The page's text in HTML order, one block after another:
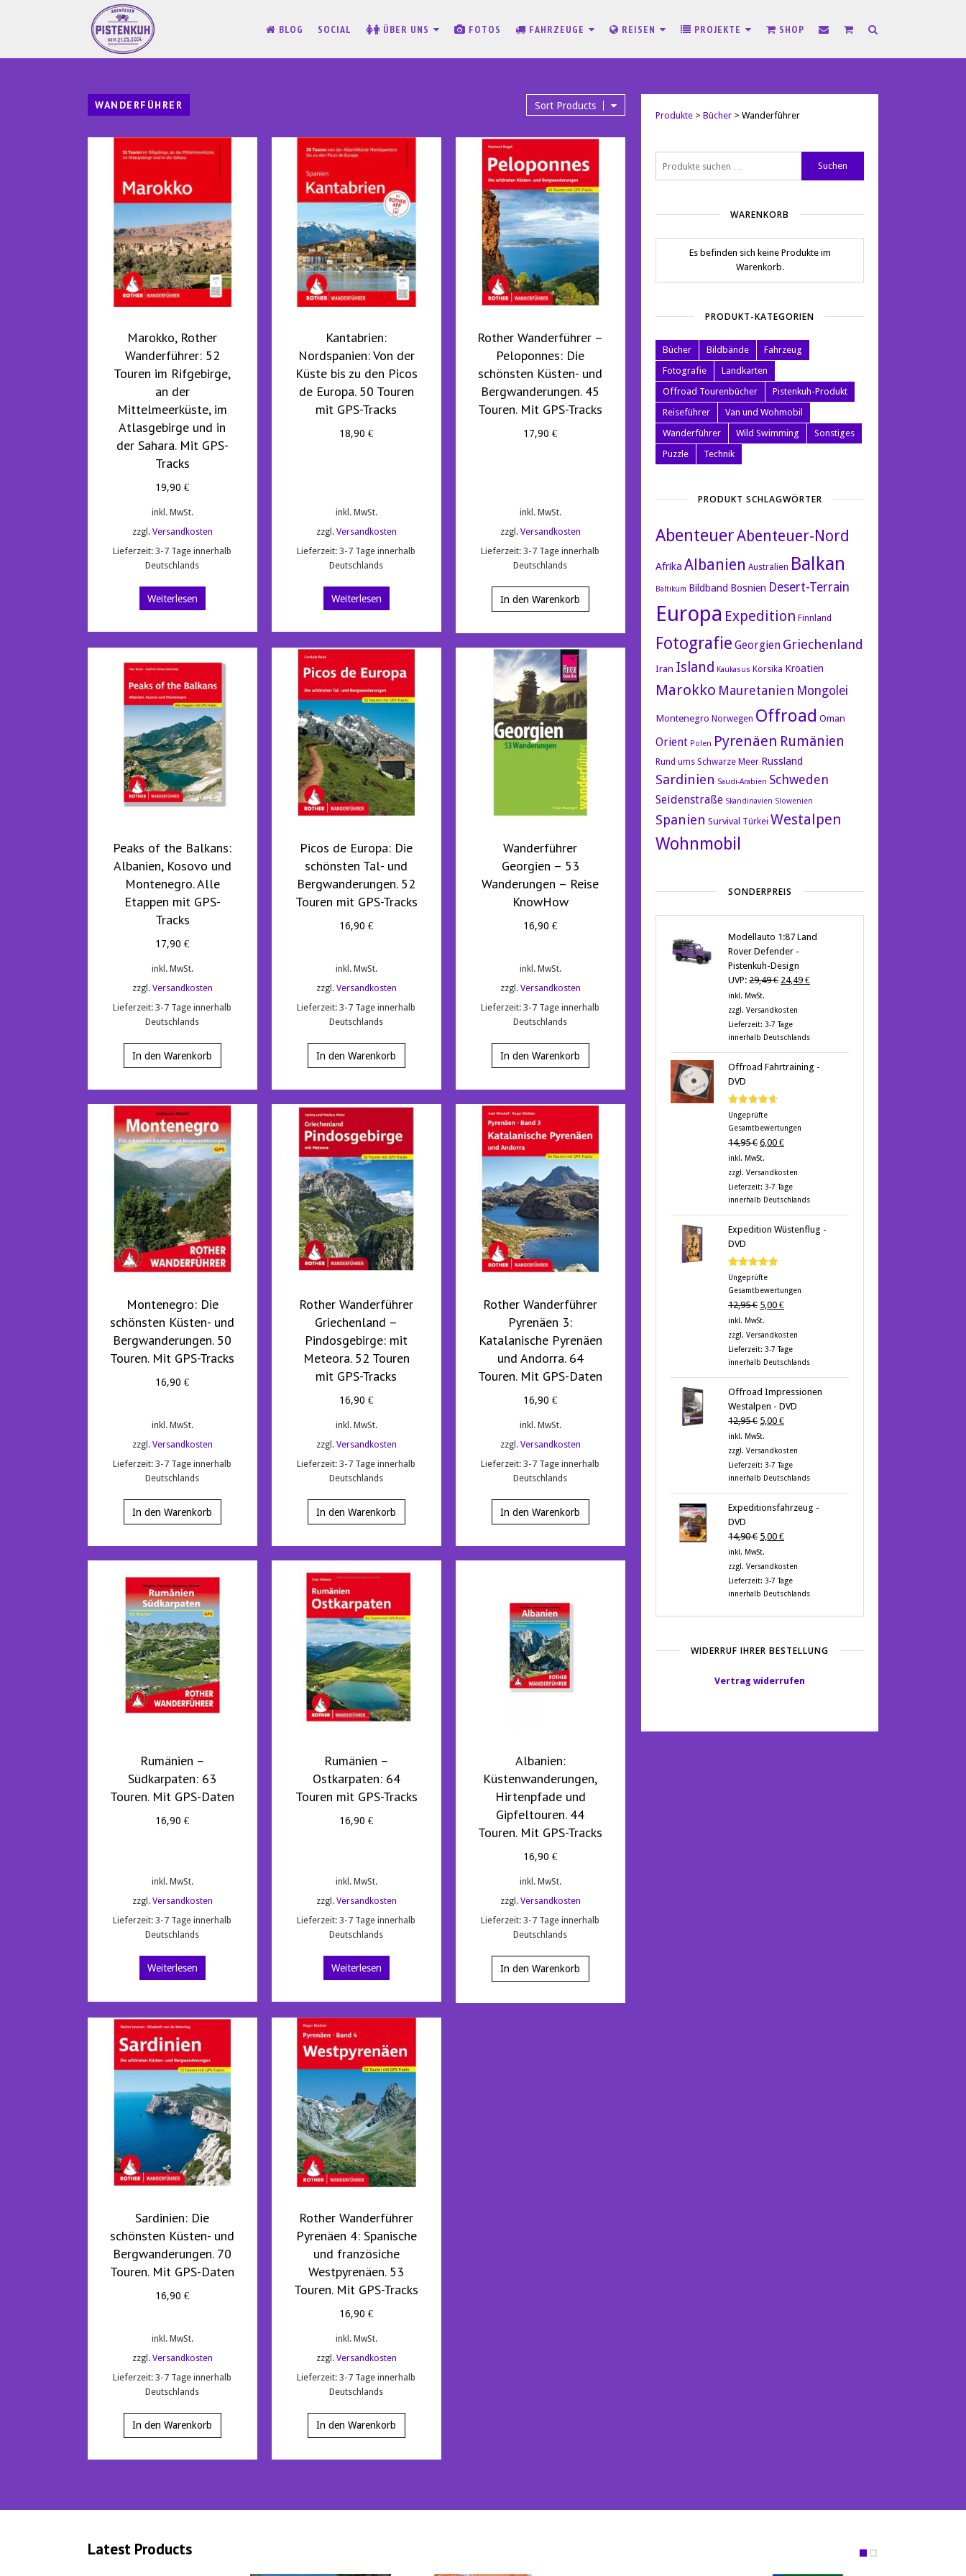
BLOG SOCIAL ÜBER UNS FOTOS FAHRZEUGE REISEN PROJEKTE SHOP
WANDERFÜHRER Sort Products
Marokko, Rother
Wanderführer: 52
Touren im Rifgebirge,
an der
Mittelmeerküste, im
Atlasgebirge und in
der Sahara. Mit GPS-
Tracks
19,90€
inkl. MwSt.
zzgl. Versandkosten
Lieferzeit:3-7 Tage innerhalb
Deutschlands
Weiterlesen
Kantabrien:
Nordspanien: Von der
Küste bis zu den Picos
de Europa. 50 Touren
mit GPS-Tracks
18,90€
inkl. MwSt.
zzgl. Versandkosten
Lieferzeit:3-7 Tage innerhalb
Deutschlands
Weiterlesen
Rother Wanderführer –
Peloponnes: Die
schönsten Küsten- und
Bergwanderungen. 45
Touren. Mit GPS-Tracks
17,90€
inkl. MwSt.
zzgl. Versandkosten
Lieferzeit:3-7 Tage innerhalb
Deutschlands
In den Warenkorb
Peaks of the Balkans:
Albanien, Kosovo und
Montenegro. Alle
Etappen mit GPS-
Tracks
17,90€
inkl. MwSt.
zzgl. Versandkosten
Lieferzeit:3-7 Tage innerhalb
Deutschlands
In den Warenkorb
Picos de Europa: Die
schönsten Tal- und
Bergwanderungen. 52
Touren mit GPS-Tracks
16,90€
inkl. MwSt.
zzgl. Versandkosten
Lieferzeit:3-7 Tage innerhalb
Deutschlands
In den Warenkorb
Wanderführer
Georgien – 53
Wanderungen – Reise
KnowHow
16,90€
inkl. MwSt.
zzgl. Versandkosten
Lieferzeit:3-7 Tage innerhalb
Deutschlands
In den Warenkorb
Montenegro: Die
schönsten Küsten- und
Bergwanderungen. 50
Touren. Mit GPS-Tracks
16,90€
inkl. MwSt.
zzgl. Versandkosten
Lieferzeit:3-7 Tage innerhalb
Deutschlands
In den Warenkorb
Rother Wanderführer
Griechenland –
Pindosgebirge: mit
Meteora. 52 Touren
mit GPS-Tracks
16,90€
inkl. MwSt.
zzgl. Versandkosten
Lieferzeit:3-7 Tage innerhalb
Deutschlands
In den Warenkorb
Rother Wanderführer
Pyrenäen 3:
Katalanische Pyrenäen
und Andorra. 64
Touren. Mit GPS-Daten
16,90€
inkl. MwSt.
zzgl. Versandkosten
Lieferzeit:3-7 Tage innerhalb
Deutschlands
In den Warenkorb
Rumänien –
Südkarpaten: 63
Touren. Mit GPS-Daten
16,90€
inkl. MwSt.
zzgl. Versandkosten
Lieferzeit:3-7 Tage innerhalb
Deutschlands
Weiterlesen
Rumänien –
Ostkarpaten: 64
Touren mit GPS-Tracks
16,90€
inkl. MwSt.
zzgl. Versandkosten
Lieferzeit:3-7 Tage innerhalb
Deutschlands
Weiterlesen
Albanien:
Küstenwanderungen,
Hirtenpfade und
Gipfeltouren. 44
Touren. Mit GPS-Tracks
16,90€
inkl. MwSt.
zzgl. Versandkosten
Lieferzeit:3-7 Tage innerhalb
Deutschlands
In den Warenkorb
Sardinien: Die
schönsten Küsten- und
Bergwanderungen. 70
Touren. Mit GPS-Daten
16,90€
inkl. MwSt.
zzgl. Versandkosten
Lieferzeit:3-7 Tage innerhalb
Deutschlands
In den Warenkorb
Rother Wanderführer
Pyrenäen 4: Spanische
und französiche
Westpyrenäen. 53
Touren. Mit GPS-Tracks
16,90€
inkl. MwSt.
zzgl. Versandkosten
Lieferzeit:3-7 Tage innerhalb
Deutschlands
In den Warenkorb
Produkte > Bücher > Wanderführer
nach:
Suchen
WARENKORB
Es befinden sich keine Produkte im
Warenkorb.
PRODUKT-KATEGORIEN
Bücher Bildbände
Fahrzeug
Fotografie
Landkarten
Offroad Tourenbücher
Pistenkuh-Produkt
Reiseführer
Van und Wohmobil
Wanderführer
Wild Swimming
Sonstiges
Puzzle
Technik
PRODUKT SCHLAGWÖRTER
AbenteuerAbenteuer-Nord
Afrika Albanien Australien Balkan
Baltikum Bildband Bosnien Desert-Terrain
Europa Expedition Finnland
Fotografie Georgien Griechenland
Iran Island Kaukasus Korsika Kroatien
Marokko Mauretanien Mongolei
Montenegro Norwegen Offroad Oman
Orient Polen Pyrenäen Rumänien
Rund ums Schwarze Meer Russland
Sardinien Saudi-Arabien Schweden
Seidenstraße Skandinavien Slowenien
Spanien Survival Türkei Westalpen
Wohnmobil
SONDERPREIS
Modellauto 1:87 Land
Rover Defender -
Pistenkuh-Design
UVP: 29,49€ Ursprünglicher
war:
29,49 €
24,49 €Aktueller
inkl. MwSt.
zzgl. Versandkosten
Lieferzeit: 3-7 Tage
innerhalb Deutschlands
Offroad Fahrtraining -
DVD
Bewertet
mit 4.60
von 5
Ungeprüfte
Gesamtbewertungen
14,95€ Ursprünglicher
Preis
war:
14,95 €
6,00 €Aktueller
ist:
6,00 €.
inkl. MwSt.
zzgl. Versandkosten
Lieferzeit: 3-7 Tage
innerhalb Deutschlands
Expedition Wüstenflug -
DVD
Bewertet
mit 5.00
von 5
Ungeprüfte
Gesamtbewertungen
12,95€ Ursprünglicher
Preis
war:
12,95 €
5,00 €Aktueller
ist:
5,00 €.
inkl. MwSt.
zzgl. Versandkosten
Lieferzeit: 3-7 Tage
innerhalb Deutschlands
Offroad Impressionen
Westalpen - DVD
12,95€ Ursprünglicher
Preis
war:
12,95 €
5,00 €Aktueller
ist:
5,00 €.
inkl. MwSt.
zzgl. Versandkosten
Lieferzeit: 3-7 Tage
innerhalb Deutschlands
Expeditionsfahrzeug -
DVD
14,90€ Ursprünglicher
Preis
war:
14,90 €
5,00 €Aktueller
ist:
5,00 €.
inkl. MwSt.
zzgl. Versandkosten
Lieferzeit: 3-7 Tage
innerhalb Deutschlands
WIDERRUF IHRER BESTELLUNG
Vertrag widerrufen
Latest Products